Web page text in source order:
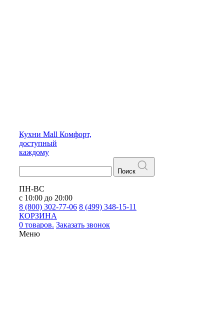
Кухни Mall Комфорт,
доступный
каждому
Поиск
ПН-ВС
с 10:00 до 20:00
8 (800) 302-77-06 8 (499) 348-15-11
КОРЗИНА
0 товаров. Заказать звонок
Меню